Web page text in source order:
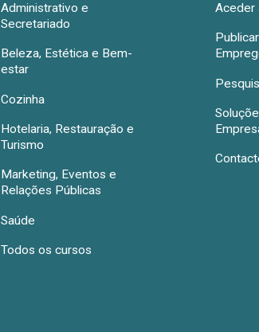
Administrativo e
Secretariado
Beleza, Estética e Bem-
estar
Cozinha
Hotelaria, Restauração e
Turismo
Marketing, Eventos e
Relações Públicas
Saúde
Todos os cursos
Aceder